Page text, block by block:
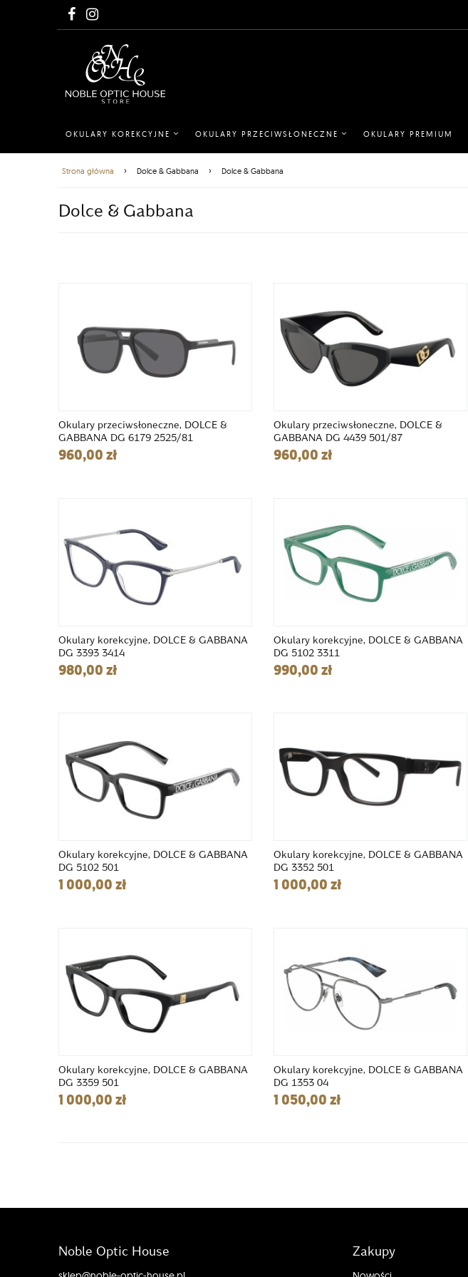
OKULARY KOREKCYJNE OKULARY PRZECIWSŁONECZNE OKULARY PREMIUM
Strona główna › Dolce & Gabbana › Dolce & Gabbana
Dolce & Gabbana
Okulary przeciwsłoneczne, DOLCE &
GABBANA DG 6179 2525/81
960,00 zł
Okulary przeciwsłoneczne, DOLCE &
GABBANA DG 4439 501/87
960,00 zł
Okulary korekcyjne, DOLCE & GABBANA
DG 3393 3414
980,00 zł
Okulary korekcyjne, DOLCE & GABBANA
DG 5102 3311
990,00 zł
Okulary korekcyjne, DOLCE & GABBANA
DG 5102 501
1 000,00 zł
Okulary korekcyjne, DOLCE & GABBANA
DG 3352 501
1 000,00 zł
Okulary korekcyjne, DOLCE & GABBANA
DG 3359 501
1 000,00 zł
Okulary korekcyjne, DOLCE & GABBANA
DG 1353 04
1 050,00 zł
Noble Optic House Zakupy